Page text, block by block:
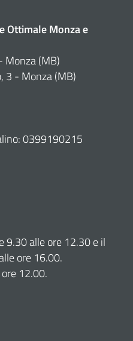
Ottimale Monza e
Monza (MB)
3 - Monza (MB)
0399190215
9.30 alle ore 12.30 e il
ore 16.00.
12.00.